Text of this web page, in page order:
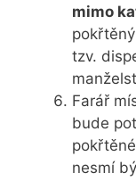
mimo
tzv.
Farář
bude
nesmí